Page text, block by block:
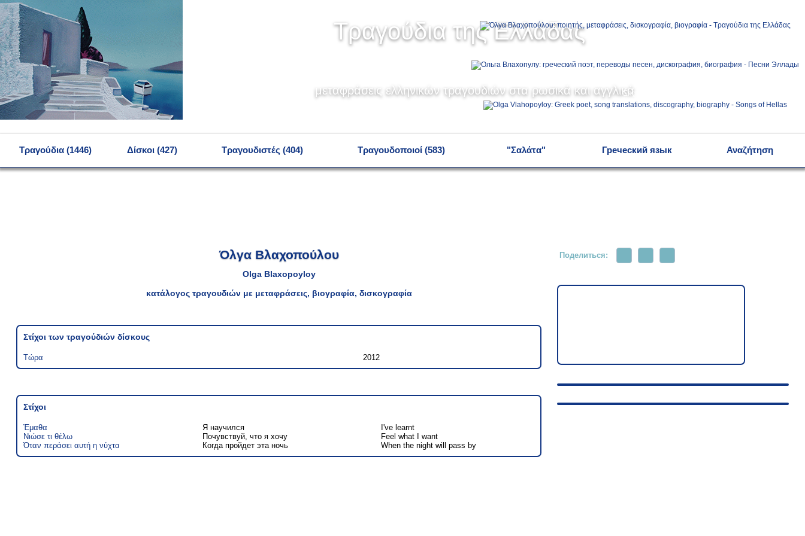
Τραγούδια της Ελλάδας
μεταφράσεις ελληνικών τραγουδιών στα ρωσικά και αγγλικάEnglish
Τραγούδια (1446) Δίσκοι (427) Τραγουδιστές (404) Τραγουδοποιοί (583) "Σαλάτα" Греческий язык Αναζήτηση
Όλγα Βλαχοπούλου
Olga Blaxopoyloy
κατάλογος τραγουδιών με μεταφράσεις, βιογραφία, δισκογραφία
Στίχοι των τραγούδιών δίσκους
Τώρα 2012
Στίχοι
Έμαθα Я научился
I've learnt
Νιώσε τι θέλω
Почувствуй, что я хочу
Feel what I want
Όταν περάσει αυτή η νύχτα
Когда пройдет эта ночь When the night will pass by
Поделиться: